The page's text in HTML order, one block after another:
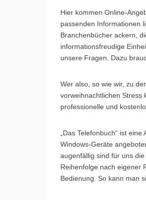
Hier kommen Online-
passenden Informationen
Branchenbücher ackern,
informationsfreudige
unsere Fragen. Dazu
Wer also, so wie wir, zu
vorweihnachtlichen Stress
professionelle und
„Das Telefonbuch“ ist
Windows-Geräte
augenfällig sind für uns
Reihenfolge nach eigener
Bedienung. So kann man